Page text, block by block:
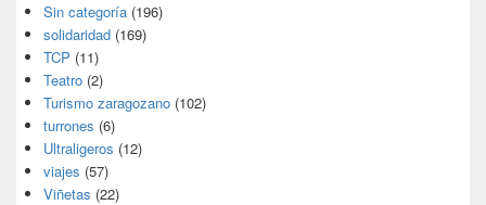
Sin categoría (196)
solidaridad (169)
TCP (11)
Teatro (2)
Turismo zaragozano (102)
turrones (6)
Ultraligeros (12)
viajes (57)
Viñetas (22)